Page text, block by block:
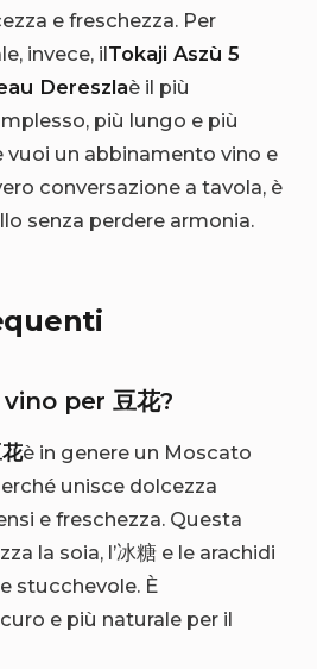
e freschezza. Per
invece, ilTokaji Aszù 5
Dereszlaè il più
più lungo e più
vuoi un abbinamento vino e
conversazione a tavola, è
senza perdere armonia.
per 豆花?
è in genere un Moscato
unisce dolcezza
e freschezza. Questa
la soia, l’冰糖 e le arachidi
stucchevole. È
e più naturale per il